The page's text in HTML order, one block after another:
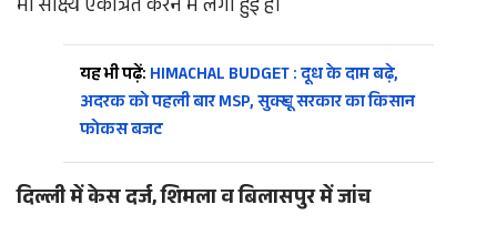
भी साक्ष्य एकत्रित करने में लगी हुई है।
यह भी पढ़ें: HIMACHAL BUDGET : दूध के दाम बढ़े,
अदरक को पहली बार MSP, सुक्खू सरकार का किसान
फोकस बजट
दिल्ली में केस दर्ज, शिमला व बिलासपुर में जांच